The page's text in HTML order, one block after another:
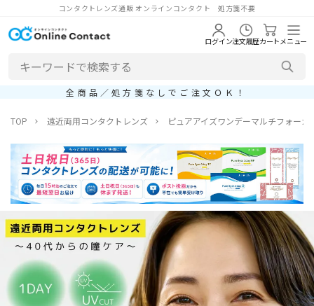
コンタクトレンズ通販 オンラインコンタクト 処方箋不要
ログイン注文履歴カートメニュー
全商品／処方箋なしでご注文ＯＫ！
TOP 遠近両用コンタクトレンズ ピュアアイズワンデーマルチフォー